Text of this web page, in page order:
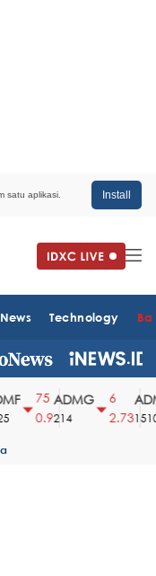
satu aplikasi. Install
Technology
0.9
ADMG
214
2.731510